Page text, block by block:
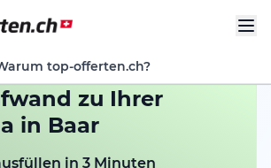
top-offerten.ch?
zu Ihrer
in Baar
in 3 Minuten